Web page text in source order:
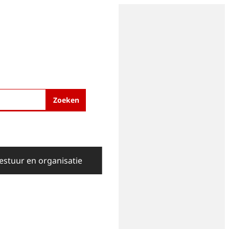
Zoeken
en organisatie